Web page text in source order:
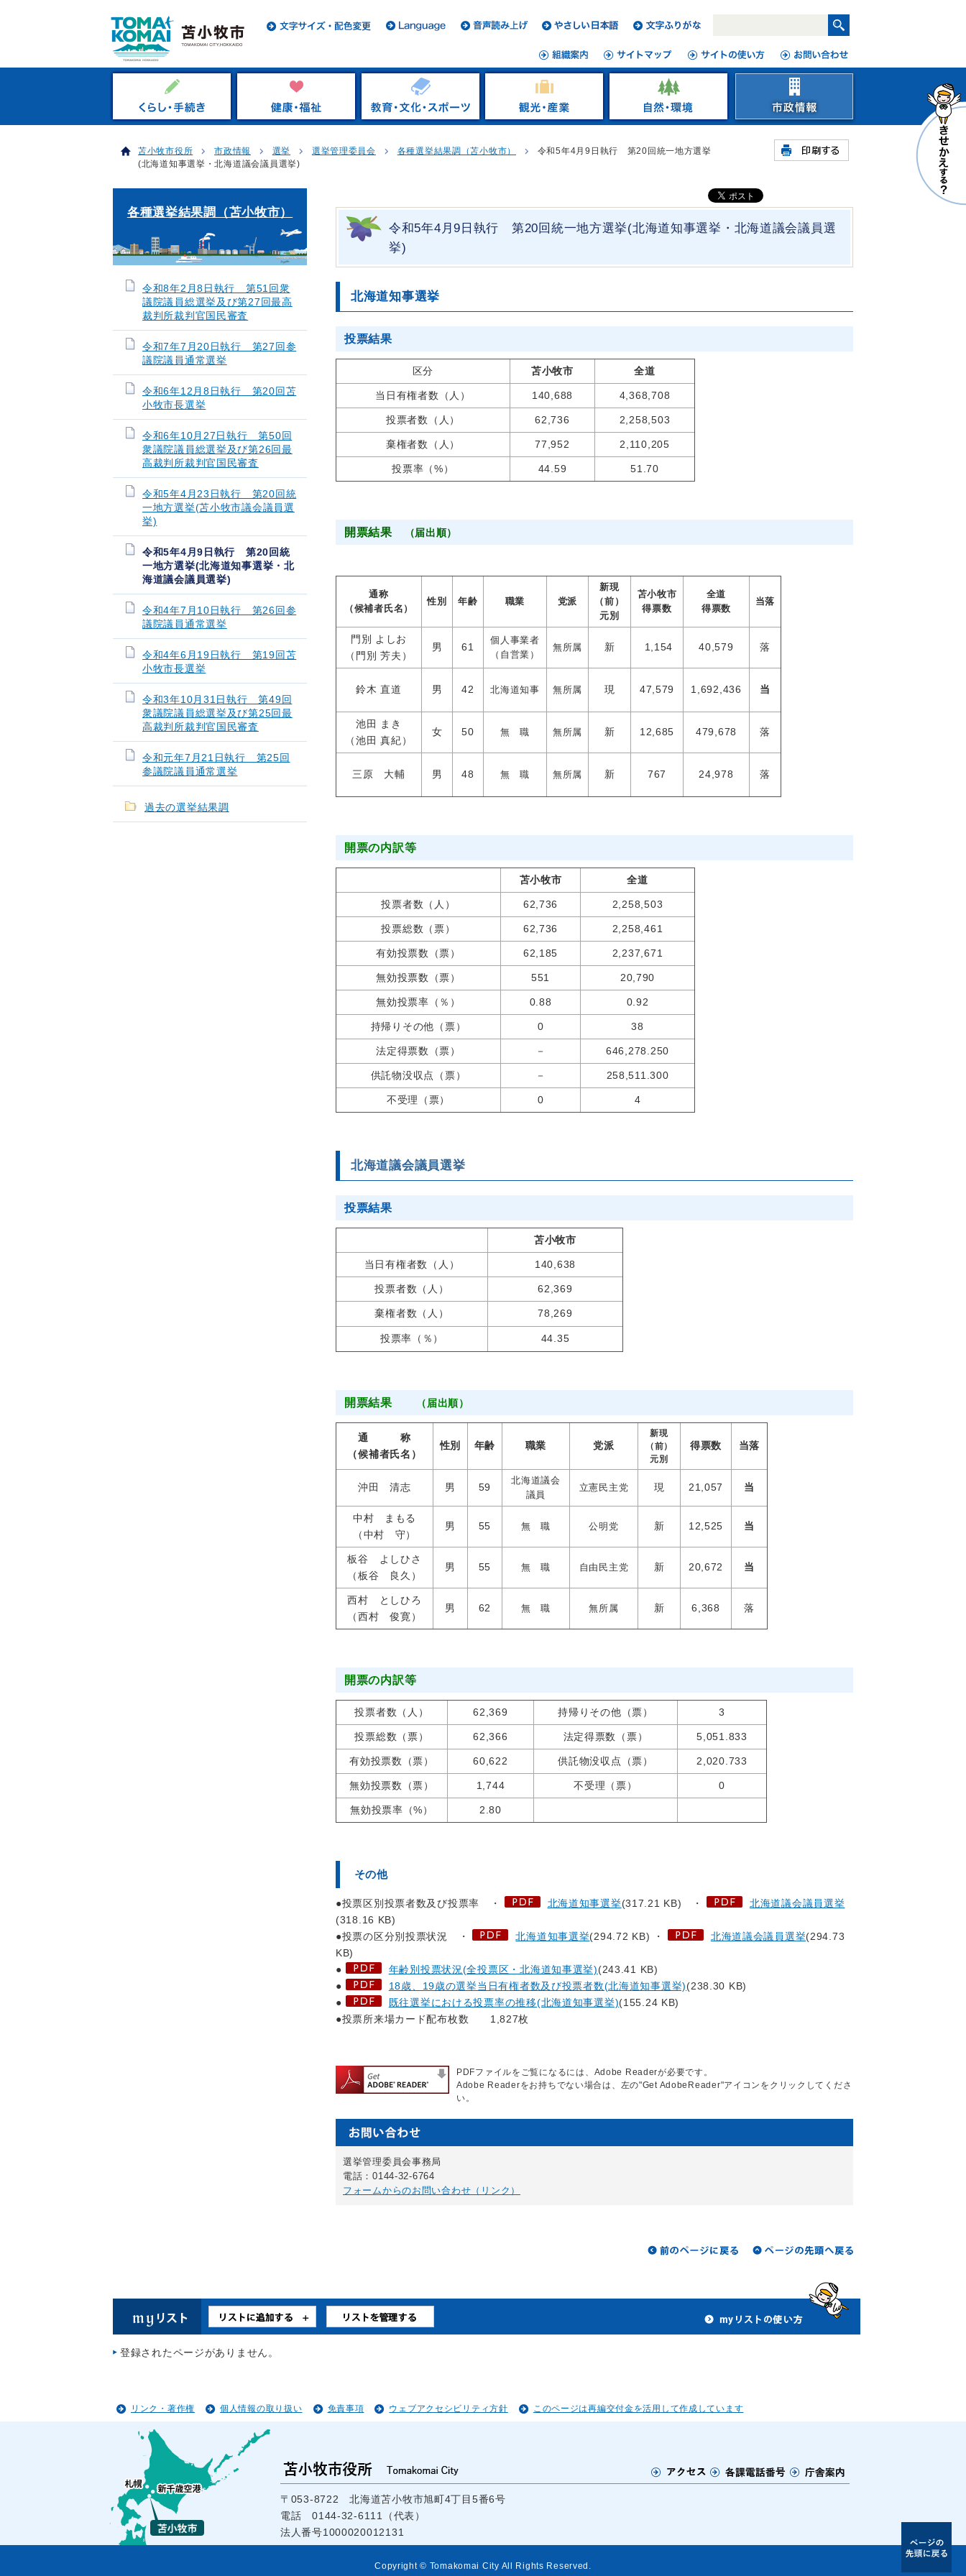
苫小牧市役所 市政情報 選挙 選挙管理委員会 各種選挙結果調（苫小牧市）
令和5年4月9日執行 第20回統一地方選挙
(北海道知事選挙・北海道議会議員選挙)
令和5年4月9日執行 第20回統一地方選挙(北海道知事選挙・北海道議会議員選
挙)
北海道知事選挙
投票結果
区分 苫小牧市 全道
当日有権者数（人） 140,688 4,368,708
投票者数（人） 62,736 2,258,503
棄権者数（人） 77,952 2,110,205
投票率（%） 44.59 51.70
開票結果 （届出順）
通称
（候補者氏名）
性別 年齢 職業 党派
新現
（前）
元別
苫小牧市
得票数
全道
得票数
当落
門別 よしお
（門別 芳夫）
男 61
個人事業者
（自営業）
無所属 新 1,154 40,579 落
鈴木 直道 男 42 北海道知事 無所属 現 47,579 1,692,436 当
池田 まき
（池田 真紀）
女 50 無 職 無所属 新 12,685 479,678 落
三原 大輔 男 48 無 職 無所属 新 767 24,978 落
開票の内訳等
苫小牧市 全道
投票者数（人） 62,736 2,258,503
投票総数（票） 62,736 2,258,461
有効投票数（票） 62,185 2,237,671
無効投票数（票） 551 20,790
無効投票率（％） 0.88 0.92
持帰りその他（票） 0 38
法定得票数（票） － 646,278.250
供託物没収点（票） － 258,511.300
不受理（票） 0 4
北海道議会議員選挙
投票結果
苫小牧市
当日有権者数（人） 140,638
投票者数（人） 62,369
棄権者数（人） 78,269
投票率（％） 44.35
開票結果 （届出順）
通 称
（候補者氏名）
性別 年齢 職業 党派
新現
（前）
元別
得票数 当落
沖田 清志 男 59
北海道議会
議員
立憲民主党 現 21,057 当
中村 まもる
（中村 守）
男 55 無 職 公明党 新 12,525 当
板谷 よしひさ
（板谷 良久）
男 55 無 職 自由民主党 新 20,672 当
西村 としひろ
（西村 俊寛）
男 62 無 職 無所属 新 6,368 落
開票の内訳等
投票者数（人） 62,369 持帰りその他（票） 3
投票総数（票） 62,366 法定得票数（票） 5,051.833
有効投票数（票） 60,622 供託物没収点（票） 2,020.733
無効投票数（票） 1,744 不受理（票） 0
無効投票率（%） 2.80
その他
●投票区別投票者数及び投票率 ・ 北海道知事選挙(317.21 KB) ・
北海道議会議員選挙
(318.16 KB)
●投票の区分別投票状況 ・
北海道知事選挙(294.72 KB) ・ 北海道議会議員選挙(294.73
KB)
●
年齢別投票状況(全投票区・北海道知事選挙)(243.41 KB)
●
18歳、19歳の選挙当日有権者数及び投票者数(北海道知事選挙)(238.30 KB)
●
既往選挙における投票率の推移(北海道知事選挙)(155.24 KB)
●投票所来場カード配布枚数 1,827枚
PDFファイルをご覧になるには、Adobe Readerが必要です。
Adobe Readerをお持ちでない場合は、左の"Get AdobeReader"アイコンをクリックしてくださ
い。
選挙管理委員会事務局
電話：0144-32-6764
フォームからのお問い合わせ（リンク）
各種選挙結果調（苫小牧市）
令和8年2月8日執行 第51回衆
議院議員総選挙及び第27回最高
裁判所裁判官国民審査
令和7年7月20日執行 第27回参
議院議員通常選挙
令和6年12月8日執行 第20回苫
小牧市長選挙
令和6年10月27日執行 第50回
衆議院議員総選挙及び第26回最
高裁判所裁判官国民審査
令和5年4月23日執行 第20回統
一地方選挙(苫小牧市議会議員選
挙)
令和5年4月9日執行 第20回統
一地方選挙(北海道知事選挙・北
海道議会議員選挙)
令和4年7月10日執行 第26回参
議院議員通常選挙
令和4年6月19日執行 第19回苫
小牧市長選挙
令和3年10月31日執行 第49回
衆議院議員総選挙及び第25回最
高裁判所裁判官国民審査
令和元年7月21日執行 第25回
参議院議員通常選挙
過去の選挙結果調
登録されたページがありません。
リンク・著作権 個人情報の取り扱い 免責事項 ウェブアクセシビリティ方針 このページは再編交付金を活用して作成しています
〒053-8722 北海道苫小牧市旭町4丁目5番6号
電話 0144-32-6111（代表）
法人番号1000020012131
Copyright © Tomakomai City All Rights Reserved.